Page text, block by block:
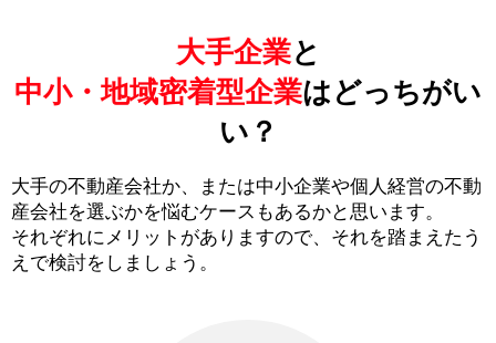
大手企業と
中小・地域密着型企業はどっちがい
い？
大手の不動産会社か、または中小企業や個人経営の不動
産会社を選ぶかを悩むケースもあるかと思います。
それぞれにメリットがありますので、それを踏まえたう
えで検討をしましょう。